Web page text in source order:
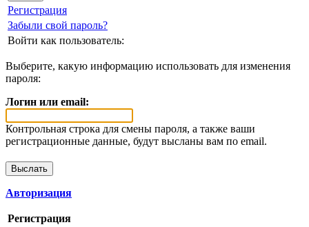
Регистрация
Забыли свой пароль?
Войти как пользователь:
Выберите, какую информацию использовать для изменения
пароля:
Логин или email:
Контрольная строка для смены пароля, а также ваши
регистрационные данные, будут высланы вам по email.
Авторизация
Регистрация